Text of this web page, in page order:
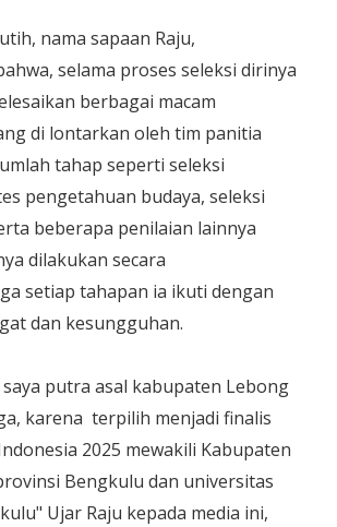
nama sapaan Raju,
selama proses seleksi dirinya
berbagai macam
di lontarkan oleh tim panitia
tahap seperti seleksi
pengetahuan budaya, seleksi
beberapa penilaian lainnya
dilakukan secara
setiap tahapan ia ikuti dengan
dan kesungguhan.
putra asal kabupaten Lebong
karena terpilih menjadi finalis
2025 mewakili Kabupaten
Bengkulu dan universitas
Ujar Raju kepada media ini,